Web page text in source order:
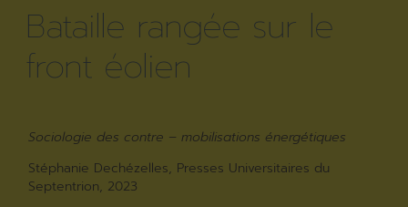
Bataille rangée sur le
front éolien
Sociologie des contre – mobilisations énergétiques
Stéphanie Dechézelles, Presses Universitaires du
Septentrion, 2023